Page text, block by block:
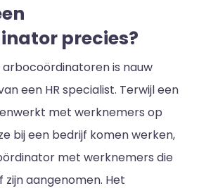
precies?
is nauw
een HR specialist. Terwijl een
met werknemers op
bij een bedrijf komen werken,
met werknemers die
aangenomen. Het